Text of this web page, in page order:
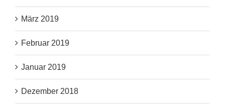
März 2019
Februar 2019
Januar 2019
Dezember 2018